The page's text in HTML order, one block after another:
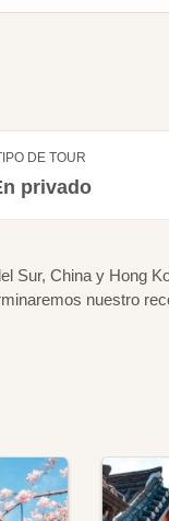
DE TOUR
privado
Sur, China y Hong
nuestro